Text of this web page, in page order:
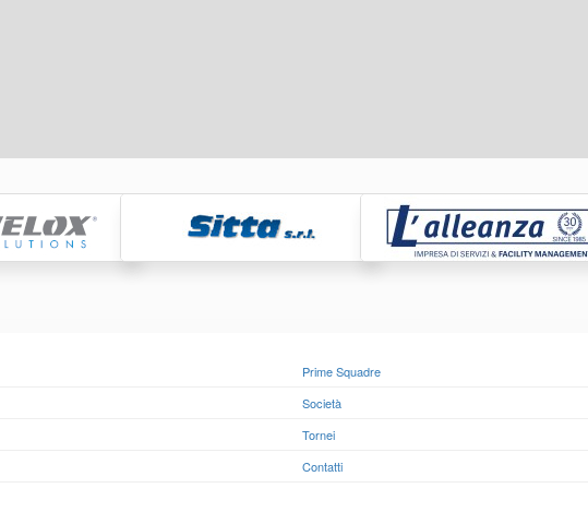
Prime Squadre
Società
Tornei
Contatti